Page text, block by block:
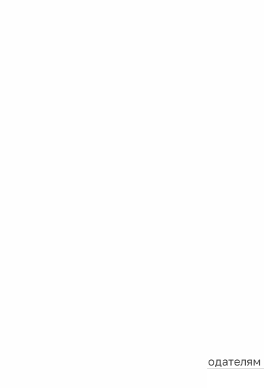
Рекламодателям